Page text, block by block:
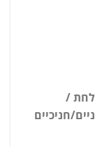
/
חניכיים